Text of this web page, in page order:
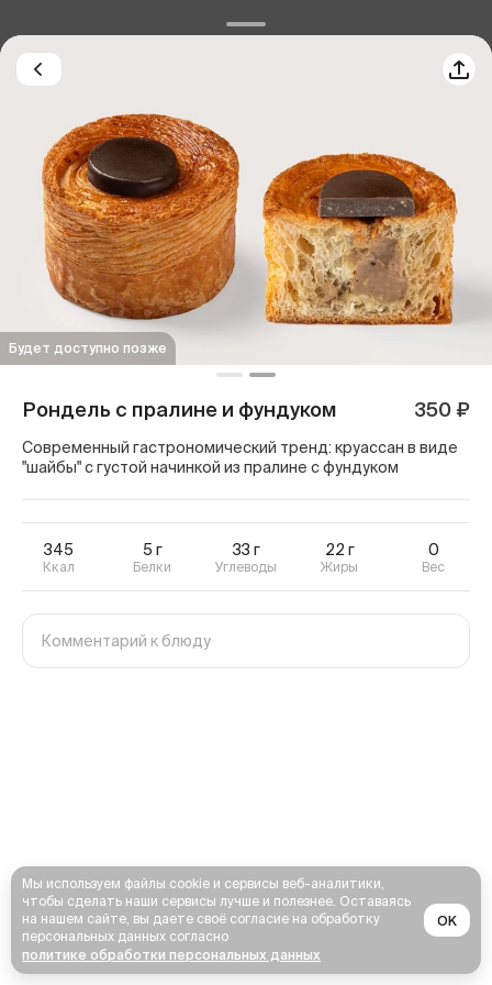
Будет доступно позже
Рондель с пралине и фундуком 350 ₽
Современный гастрономический тренд: круассан в виде
"шайбы" с густой начинкой из пралине с фундуком
345
Ккал
5 г
Белки
33 г
Углеводы
22 г
Жиры
0
Вес
Мы используем файлы cookie и сервисы веб-аналитики,
чтобы сделать наши сервисы лучше и полезнее. Оставаясь
на нашем сайте, вы даете своё согласие на обработку
персональных данных согласно
политике обработки персональных данных
OK